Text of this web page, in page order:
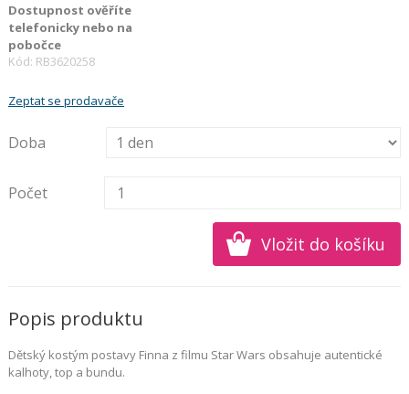
Dostupnost ověříte
telefonicky nebo na
pobočce
Kód: RB3620258
Zeptat se prodavače
Doba
Počet
Popis produktu
Dětský kostým postavy Finna z filmu Star Wars obsahuje autentické
kalhoty, top a bundu.